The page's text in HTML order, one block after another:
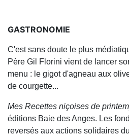
GASTRONOMIE
C'est sans doute le plus
Père Gil Florini vient de lancer
menu : le gigot d'agneau aux
de courgette...
Mes Recettes niçoises de
éditions Baie des Anges. Les
reversés aux actions solidaires